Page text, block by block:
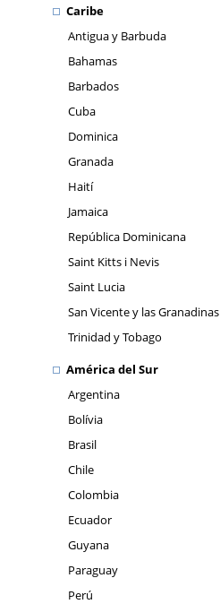
Caribe
Antigua y Barbuda
Bahamas
Barbados
Cuba
Dominica
Granada
Haití
Jamaica
República Dominicana
Saint Kitts i Nevis
Saint Lucia
San Vicente y las Granadinas
Trinidad y Tobago
América del Sur
Argentina
Bolívia
Brasil
Chile
Colombia
Ecuador
Guyana
Paraguay
Perú